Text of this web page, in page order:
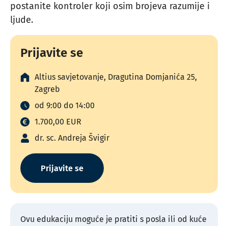
postanite kontroler koji osim brojeva razumije i
ljude.
Prijavite se
Altius savjetovanje, Dragutina Domjanića 25,
Zagreb
od 9:00 do 14:00
1.700,00 EUR
dr. sc. Andreja Švigir
Prijavite se
Ovu edukaciju moguće je pratiti s posla ili od kuće